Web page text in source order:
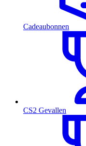
Cadeaubonnen
CS2 Gevallen